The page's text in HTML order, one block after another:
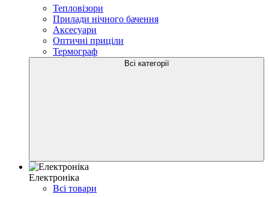
Тепловізори
Прилади нічного бачення
Аксесуари
Оптичні приціли
Термограф
Всі категорії
Електроніка
Всі товари